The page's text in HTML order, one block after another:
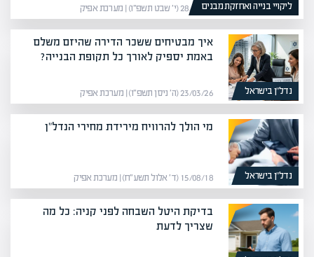
ליקויי בנייה ואחזקת מבנים28/01/26 (י׳ שבט תשפ״ו) | מערכת אפיק
נדל”ן בישראל
איך מבטיחים ששכר הדירה שהיזם משלם
באמת יספיק לאורך כל תקופת הבנייה?
23/03/26 (ה׳ ניסן תשפ״ו) | מערכת אפיק
נדל”ן בישראל
מי הולך להרוויח מירידת מחירי הנדל"ן
15/08/18 (ד׳ אלול תשע״ח) | מערכת אפיק
בדיקת היטל השבחה לפני קניה: כל מה
שצריך לדעת